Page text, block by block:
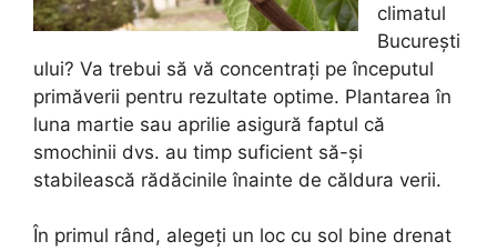
climatul
București
ului? Va trebui să vă concentrați pe începutul
primăverii pentru rezultate optime. Plantarea în
luna martie sau aprilie asigură faptul că
smochinii dvs. au timp suficient să-și
stabilească rădăcinile înainte de căldura verii.
În primul rând, alegeți un loc cu sol bine drenat